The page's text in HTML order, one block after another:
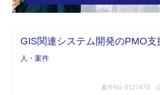
GIS関連システム開発のPMO支
人・案件
案件No. 0127470